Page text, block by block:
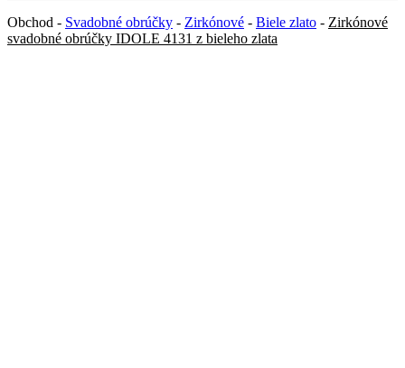
Obchod - Svadobné obrúčky - Zirkónové - Biele zlato - Zirkónové
svadobné obrúčky IDOLE 4131 z bieleho zlata